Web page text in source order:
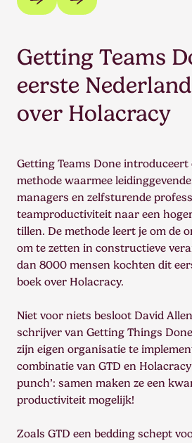
Getting Teams
eerste
over Holacracy
Getting Teams Done
methode waarmee
managers en zelfsturende
teamproductiviteit naar een
tillen. De methode leert je om de
om te zetten in constructieve
dan 8000 mensen kochten dit
boek over Holacracy.
Niet voor niets besloot David
schrijver van Getting Things
zijn eigen organisatie te
combinatie van GTD en
punch’: samen maken ze een
productiviteit mogelijk!
Zoals GTD een bedding schept